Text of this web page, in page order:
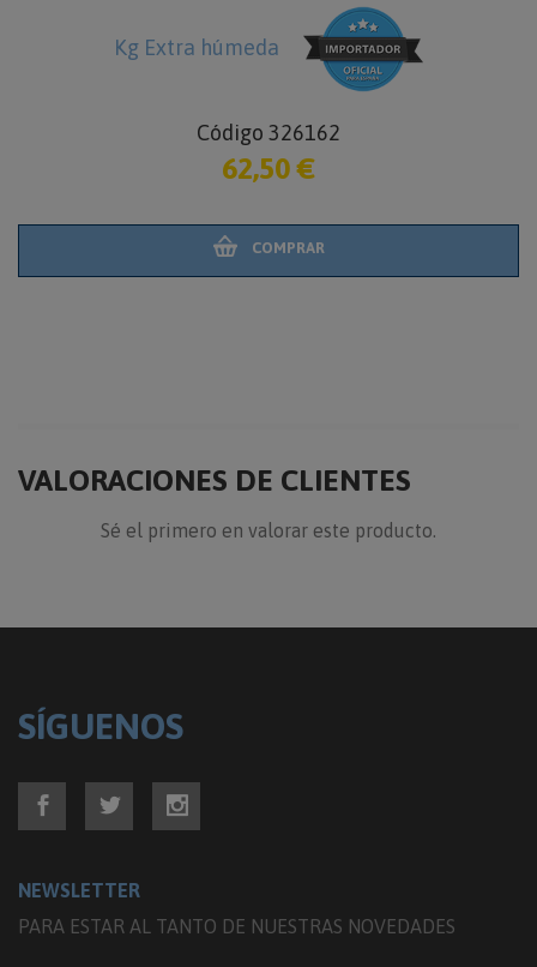
Kg Extra húmeda
Código 326162
62,50 €
COMPRAR
VALORACIONES DE CLIENTES
Sé el primero en valorar este producto.
SÍGUENOS
NEWSLETTER
PARA ESTAR AL TANTO DE NUESTRAS NOVEDADES